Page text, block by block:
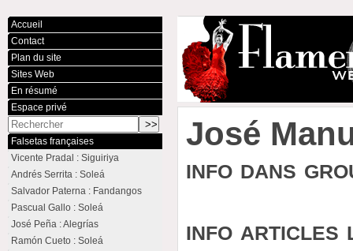
José
info dans
info articles
Accueil
Contact
Plan du site
Sites Web
En résumé
Espace privé
Falsetas françaises
Vicente Pradal : Siguiriya
Andrés Serrita : Soleá
Salvador Paterna : Fandangos
Pascual Gallo : Soleá
José Peña : Alegrías
Ramón Cueto : Soleá